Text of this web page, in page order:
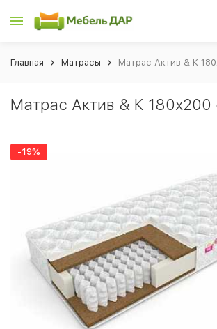
Главная Матрасы Матрас Актив & К
Матрас Актив & К 180х200
-19%